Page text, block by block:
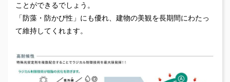
ことができるでしょう。
「防藻・防かび性」にも優れ、建物の美観を長期間にわたっ
て維持してくれます。